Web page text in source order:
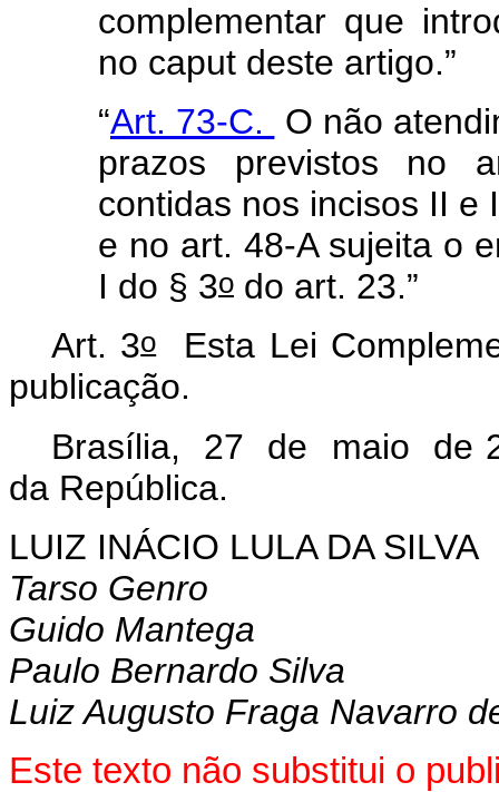
complementar que
no caput deste artigo.”
“Art. 73-C.
O não
prazos previstos no
contidas nos incisos II e
e no art. 48-A sujeita o
I do § 3o do art. 23.”
Art. 3oEsta Lei
publicação.
Brasília, 27 de maio de
da República.
LUIZ INÁCIO LULA DA SILVA
Tarso Genro
Guido Mantega
Paulo Bernardo Silva
Luiz Augusto Fraga Navarro
Este texto não substitui o